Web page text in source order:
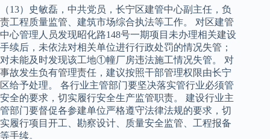
（13）史敏磊，中共党员，长宁区建管中心副主任，负
责工程质量监管、建筑市场综合执法等工作。 对区建管
中心管理人员发现昭化路148号一期项目未办理相关建设
手续后，未依法对相关单位进行行政处罚的情况失管；
对未能及时发现该工地①幢厂房违法施工情况失管。 对
事故发生负有管理责任，建议按照干部管理权限由长宁
区给予处理。 各行业主管部门要坚决落实管行业必须管
安全的要求，切实履行安全生产监管职责。 建设行业主
管部门要督促各参建单位严格遵守法律法规的要求，切
实履行项目开工、勘察设计、质量安全监管、工程报备
等手续。